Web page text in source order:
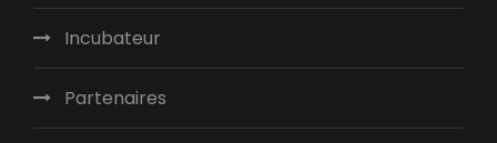
Incubateur
Partenaires